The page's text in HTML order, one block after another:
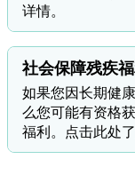
详情。
社会保障残疾福
如果您因长期健
么您可能有资格
福利。点击此处了